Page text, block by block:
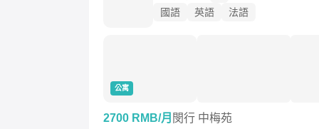
國語 英語 法語
公寓
2700 RMB/月 閔行 中梅苑